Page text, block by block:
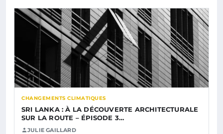
CHANGEMENTS CLIMATIQUES
SRI LANKA : À LA DÉCOUVERTE ARCHITECTURALE
SUR LA ROUTE – ÉPISODE 3…
JULIE GAILLARD